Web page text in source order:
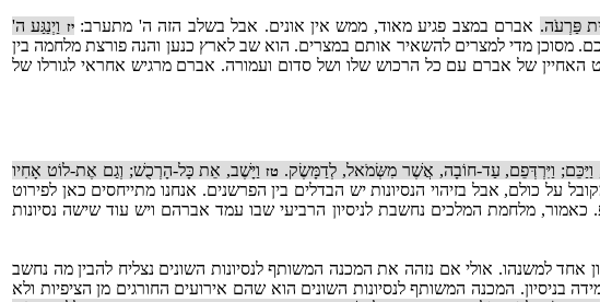
פַּרְעֹה. אברם במצב פגיע מאוד, ממש אין אונים. אבל בשלב הזה ה' מתערב:יז וַיְנַגַּע ה'
מדי למצרים להשאיר אותם במצרים. הוא שב לארץ כנען והנה פורצת מלחמה בין
האחיין של אברם עם כל הרכוש שלו ושל סדום ועמורה. אברם מרגיש אחראי לגורלו של
וַיַּכֵּם; וַיִּרְדְּפֵם, עַד-חוֹבָה, אֲשֶׁר מִשְּׂמֹאל, לְדַמָּשֶׂק. טזוַיָּשֶׁב, אֵת כָּל-הָרְכֻשׁ; וְגַם אֶת-לוֹט אָחִיו
על כולם, אבל בזיהוי הנסיונות יש הבדלים בין הפרשנים. אנחנו מתייחסים כאן לפירוט
מלחמת המלכים נחשבת לניסיון הרביעי שבו עמד אברהם ויש עוד שישה נסיונות
למשנהו. אולי אם נזהה את המכנה המשותף לנסיונות השונים נצליח להבין מה נחשב
בניסיון. המכנה המשותף לנסיונות השונים הוא שהם אירועים החורגים מן הציפיות ולא